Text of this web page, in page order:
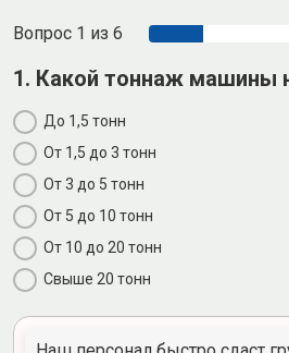
Вопрос 1 из 6
1. Какой тоннаж машины
До 1,5 тонн
От 1,5 до 3 тонн
От 3 до 5 тонн
От 5 до 10 тонн
От 10 до 20 тонн
Свыше 20 тонн